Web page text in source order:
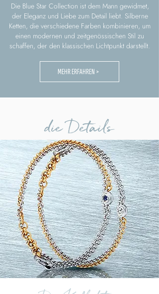
Die Blue Star Collection ist dem Mann gewidmet,
der Eleganz und Liebe zum Detail liebt. Silberne
Ketten, die verschiedene Farben kombinieren, um
einen modernen und zeitgenössischen Stil zu
schaffen, der den klassischen Lichtpunkt darstellt.
MEHR ERFAHREN >
die Details